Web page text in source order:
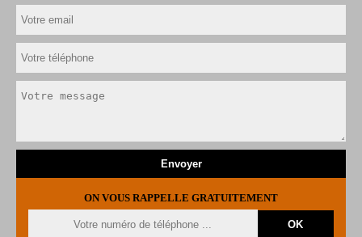
ON VOUS RAPPELLE GRATUITEMENT